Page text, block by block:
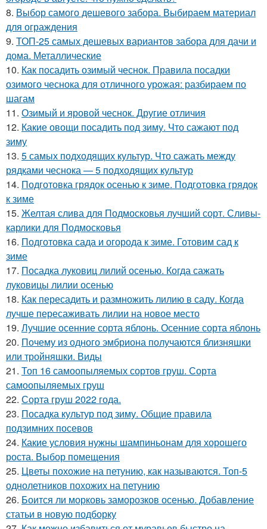
8. Выбор самого дешевого забора. Выбираем материал
для ограждения
9. ТОП-25 самых дешевых вариантов забора для дачи и
дома. Металлические
10. Как посадить озимый чеснок. Правила посадки
озимого чеснока для отличного урожая: разбираем по
шагам
11. Озимый и яровой чеснок. Другие отличия
12. Какие овощи посадить под зиму. Что сажают под
зиму
13. 5 самых подходящих культур. Что сажать между
рядками чеснока — 5 подходящих культур
14. Подготовка грядок осенью к зиме. Подготовка грядок
к зиме
15. Желтая слива для Подмосковья лучший сорт. Сливы-
карлики для Подмосковья
16. Подготовка сада и огорода к зиме. Готовим сад к
зиме
17. Посадка луковиц лилий осенью. Когда сажать
луковицы лилии осенью
18. Как пересадить и размножить лилию в саду. Когда
лучше пересаживать лилии на новое место
19. Лучшие осенние сорта яблонь. Осенние сорта яблонь
20. Почему из одного эмбриона получаются близняшки
или тройняшки. Виды
21. Топ 16 самоопыляемых сортов груш. Сорта
самоопыляемых груш
22. Сорта груш 2022 года.
23. Посадка культур под зиму. Общие правила
подзимних посевов
24. Какие условия нужны шампиньонам для хорошего
роста. Выбор помещения
25. Цветы похожие на петунию, как называются. Топ-5
однолетников похожих на петунию
26. Боится ли морковь заморозков осенью. Добавление
статьи в новую подборку